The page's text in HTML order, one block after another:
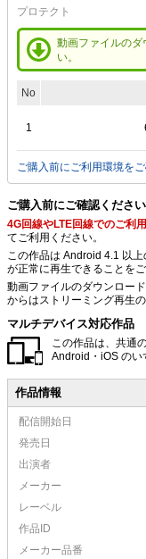
プロテクト
動画ファイルのダ
い。
No
1
ご購入前にご利用環境を
ご購入前にご確認ください
4G回線やLTE回線でのご利
てご利用ください。
この作品は Android 4.1 以
が正常に再生できることをご
動画ファイルのダウンロード
からはストリーミング再生
マルチデバイス対応作品
この作品は、共通
Android・iOS のい
作品情報
配信開始日
発売日
出演者
メーカー
レーベル
作品ID
メーカー品番